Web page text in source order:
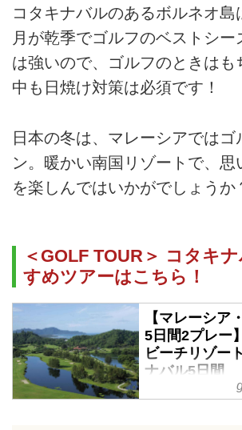
コタキナバルのあるボルネオ島
月が乾季でゴルフのベストシー
は強いので、ゴルフのときはも
中も日焼け対策は必須です！
日本の冬は、マレーシアではゴ
ン。暖かい南国リゾートで、思
を楽しんではいかがでしょうか
＜GOLF TOUR＞ コタキ
すめツアーはこちら！
【マレーシア
5日間2プレー
ビーチリゾー
ナバル5日間
旅行代金／